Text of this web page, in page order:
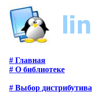
# Главная
# О библиотеке
# Выбор дистрибутива